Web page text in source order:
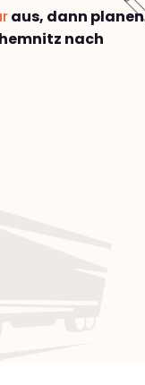
aus, dann planen
nach